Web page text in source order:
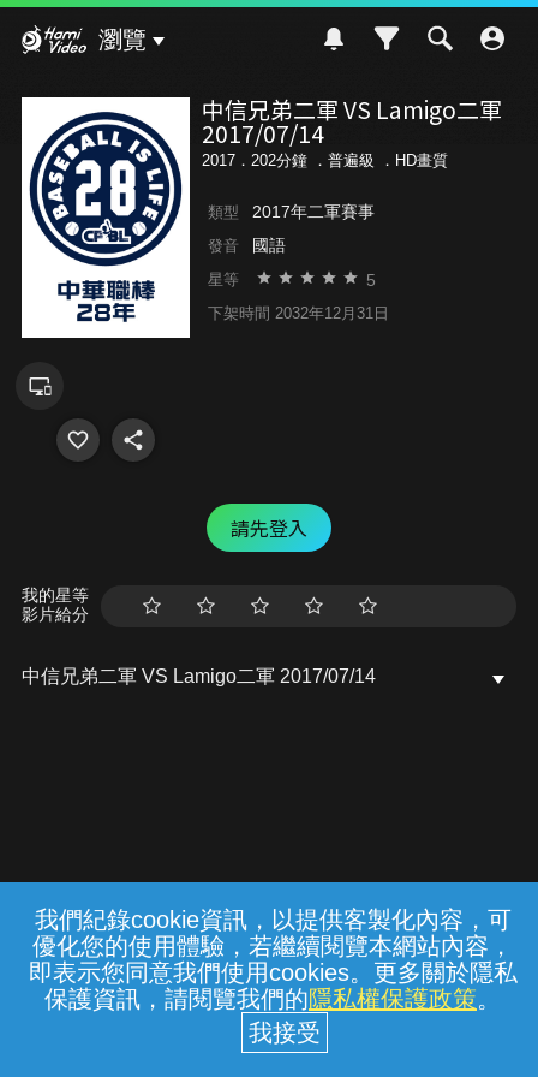
我們紀錄cookie資訊，以提供客製化內容，可
優化您的使用體驗，若繼續閱覽本網站內容，
即表示您同意我們使用cookies。更多關於隱私
保護資訊，請閱覽我們的隱私權保護政策。
瀏覽
中信兄弟二軍 VS Lamigo二軍
2017/07/14
2017．202分鐘 ． 普遍級 ．HD畫質
類型 2017年二軍賽事
發音 國語
星等 5
下架時間 2032年12月31日
請先登入
我的星等
影片給分
中信兄弟二軍 VS Lamigo二軍 2017/07/14
常見問題 線上客服 服務條款 隱私權保護
中華電信股份有限公司個人家庭分公司
(統一編號：96979949) © 2026
{{notifyMsg}}